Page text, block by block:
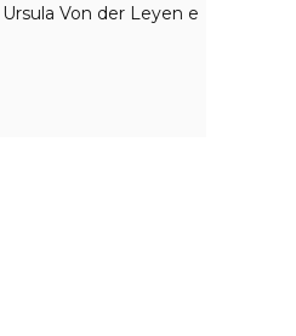
Von der Leyen e